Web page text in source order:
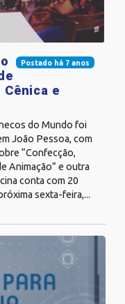
Postado há 7 anos
e
do Mundo foi
João Pessoa, com
“Confecção,
Animação” e outra
conta com 20
sexta-feira,...